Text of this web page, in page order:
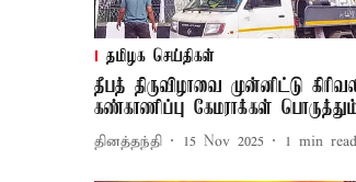
தமிழக செய்திகள்
தீபத் திருவிழாவை முன்னிட்டு
கண்காணிப்பு கேமராக்கள்
தினத்தந்தி 15 Nov 2025 1 min read